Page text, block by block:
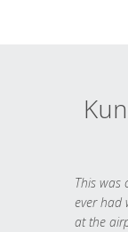
This was
ever had
at the